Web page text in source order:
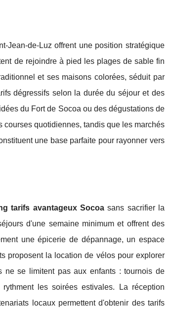
Jean-de-Luz offrent une position stratégique
de rejoindre à pied les plages de sable fin
et ses maisons colorées, séduit par
dégressifs selon la durée du séjour et des
du Fort de Socoa ou des dégustations de
quotidiennes, tandis que les marchés
une base parfaite pour rayonner vers
tarifs avantageux Socoa sans sacrifier la
d'une semaine minimum et offrent des
une épicerie de dépannage, un espace
proposent la location de vélos pour explorer
ne se limitent pas aux enfants : tournois de
les soirées estivales. La réception
locaux permettent d'obtenir des tarifs